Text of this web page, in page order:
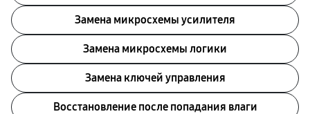
Замена микросхемы усилителя
Замена микросхемы логики
Замена ключей управления
Восстановление после попадания влаги